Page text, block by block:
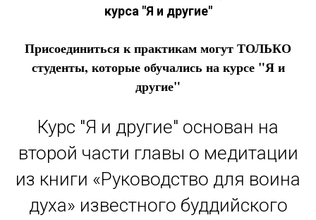
курса "Я и другие"
Присоединиться к практикам могут ТОЛЬКО
студенты, которые обучались на курсе "Я и
другие"
Курс "Я и другие" основан на
второй части главы о медитации
из книги «Руководство для воина
духа» известного буддийского